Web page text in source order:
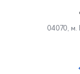
04070, м.